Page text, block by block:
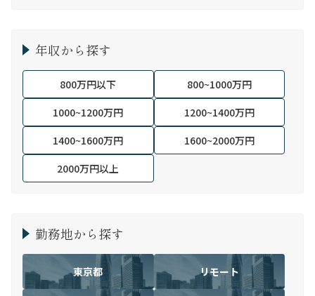
年収から探す
800万円以下
800~1000万円
1000~1200万円
1200~1400万円
1400~1600万円
1600~2000万円
2000万円以上
勤務地から探す
東京都 リモート